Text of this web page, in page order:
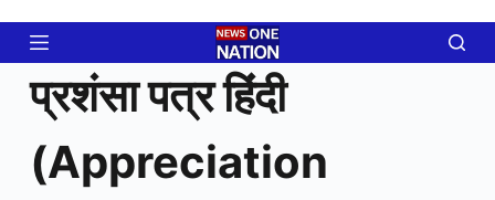
content
प्रशंसा पत्र हिंदी
(Appreciation